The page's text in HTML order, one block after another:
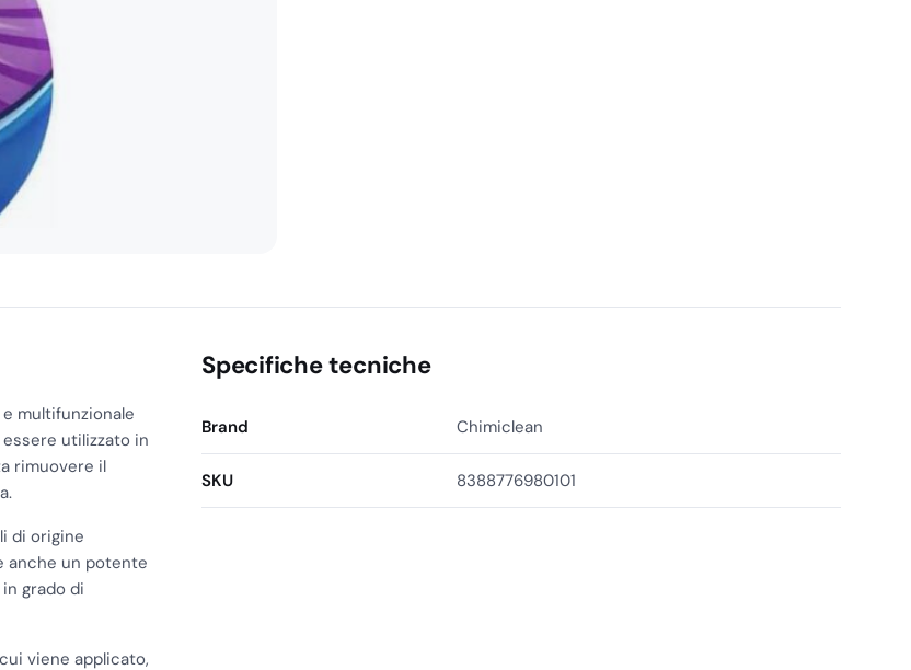
multifunzionale
utilizzato in
rimuovere il
di origine
anche un potente
grado di
viene applicato,
Specifiche tecniche
Brand Chimiclean
SKU 8388776980101